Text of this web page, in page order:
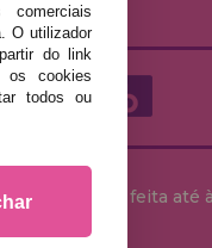
seja feita até
comerciais
O utilizador
do link
os cookies
todos ou